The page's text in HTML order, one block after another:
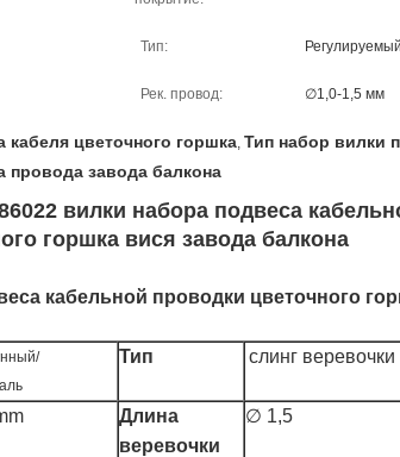
Тип: Регулируемый
Рек. провод: ∅1,0-1,5 мм
кабеля цветочного горшка, Тип набор вилки
провода завода балкона
вилки набора подвеса
горшка вися завода балкона
кабельной проводки цветочного
Тип слинг
Длина
веревочки
∅ 1,5